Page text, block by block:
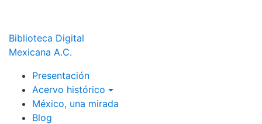
Biblioteca Digital
Mexicana A.C.
Presentación
Acervo histórico
México, una mirada
Blog